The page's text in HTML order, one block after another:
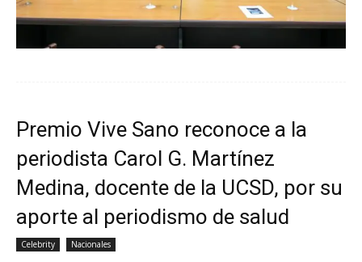
Premio Vive Sano reconoce a la
periodista Carol G. Martínez
Medina, docente de la UCSD, por su
aporte al periodismo de salud
Celebrity Nacionales